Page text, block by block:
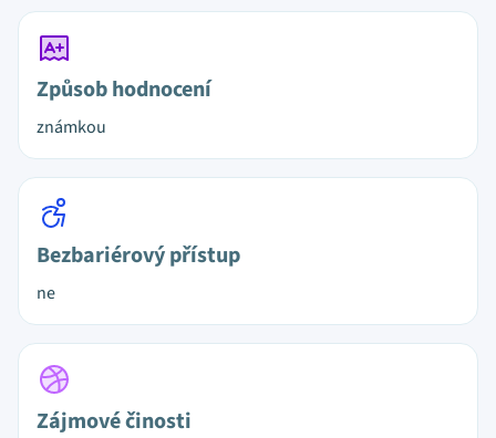
Způsob hodnocení
známkou
Bezbariérový přístup
ne
Zájmové činosti